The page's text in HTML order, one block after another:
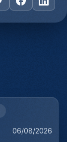
06/08/2026